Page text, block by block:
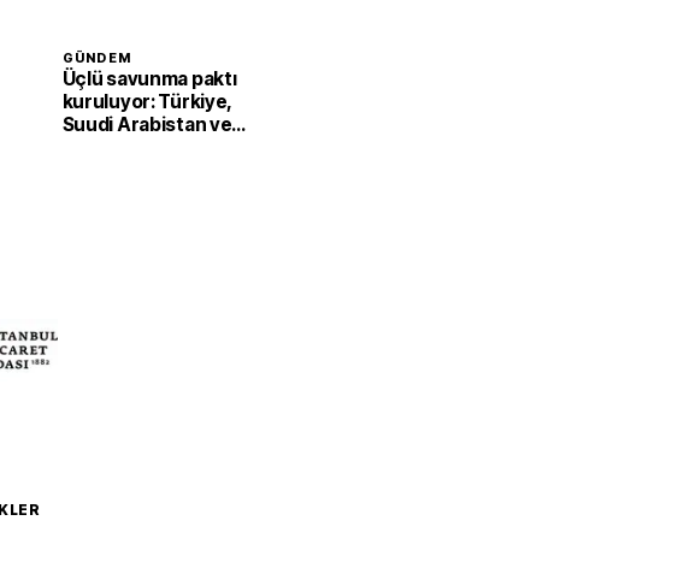
GÜNDEM
Üçlü savunma paktı
kuruluyor: Türkiye,
Suudi Arabistan ve